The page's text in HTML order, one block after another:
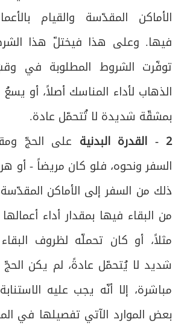
الأماكن المقدّسة والقيام
فيها. وعلى هذا فيختلّ هذا
توفّرت الشروط المطلوبة في
الذهاب لأداء المناسك أصلاً، أو
بمشقّة شديدة لا تُتحمّل عادة.
2 - القدرة البدنية
على الحجّ
السفر ونحوه، فلو كان مريضاً - أو
ذلك من السفر إلى الأماكن
من البقاء فيها بمقدار أداء
مثلاً، أو كان تحملّه لظروف
شديد لا يُتحمّل عادةً، لم يكن الحجّ
مباشرة، إلا أنّه يجب عليه
بعض الموارد الآتي تفصيلها في
ص
84 دعاء الإمام زين العابدين(ع) يوم
85